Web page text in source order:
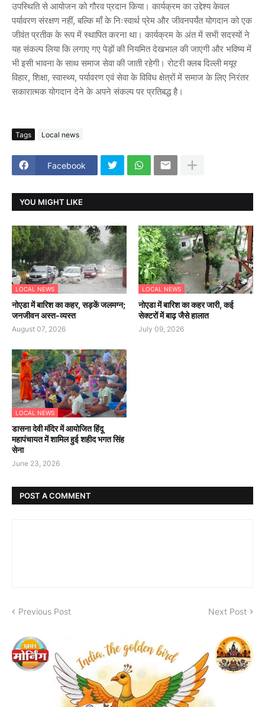
उपस्थिति से आयोजन को गौरव प्रदान किया। कार्यक्रम का उद्देश्य केवल
पर्यावरण संरक्षण नहीं, बल्कि माँ के निःस्वार्थ प्रेम और जीवनपर्यंत योगदान को एक
जीवंत प्रतीक के रूप में स्थापित करना था। कार्यक्रम के अंत में सभी सदस्यों ने
यह संकल्प लिया कि लगाए गए पेड़ों की नियमित देखभाल की जाएगी और भविष्य में
भी इसी भावना के साथ समाज सेवा की जाती रहेगी। रोटरी क्लब दिल्ली मयूर
विहार, शिक्षा, स्वास्थ्य, पर्यावरण एवं सेवा के विविध क्षेत्रों में समाज के लिए निरंतर
सकारात्मक योगदान देने के अपने संकल्प पर प्रतिबद्ध है।
Tags Local news
Facebook
YOU MIGHT LIKE
LOCAL NEWS
नोएडा में बारिश का कहर, सड़कें जलमग्न;
जनजीवन अस्त-व्यस्त
August 07, 2026
LOCAL NEWS
नोएडा में बारिश का कहर जारी, कई
सेक्टरों में बाढ़ जैसे हालात
July 09, 2026
LOCAL NEWS
डासना देवी मंदिर में आयोजित हिंदू
महापंचायत में शामिल हुई शहीद भगत सिंह
सेना
June 23, 2026
POST A COMMENT
Previous Post Next Post